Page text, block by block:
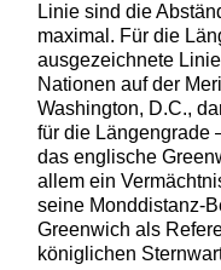
Linie sind die
maximal. Für die
ausgezeichnete
Nationen auf der
Washington, D.C.,
für die Längengrade
das englische
allem ein
seine Monddistanz-
Greenwich als
königlichen